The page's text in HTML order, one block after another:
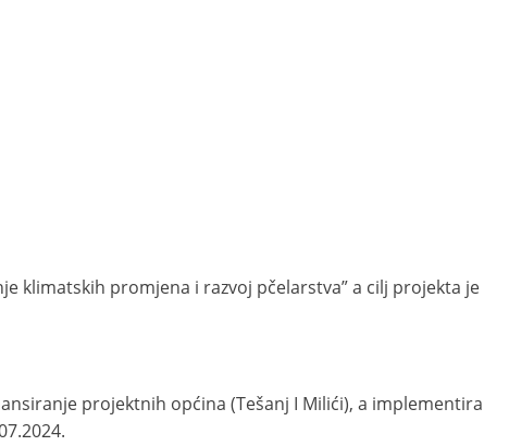
klimatskih promjena i razvoj pčelarstva” a cilj projekta je
projektnih općina (Tešanj I Milići), a implementira